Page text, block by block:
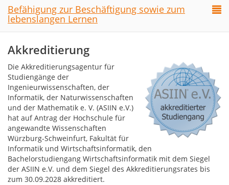
Befähigung zur Beschäftigung sowie zum
lebenslangen Lernen
Akkreditierung
Die Akkreditierungsagentur für
Studiengänge der
Ingenieurwissenschaften, der
Informatik, der Naturwissenschaften
und der Mathematik e. V. (ASIIN e.V.)
hat auf Antrag der Hochschule für
angewandte Wissenschaften
Würzburg-Schweinfurt, Fakultät für
Informatik und Wirtschaftsinformatik, den
Bachelorstudiengang Wirtschaftsinformatik mit dem Siegel
der ASIIN e.V. und dem Siegel des Akkreditierungsrates bis
zum 30.09.2028 akkreditiert.